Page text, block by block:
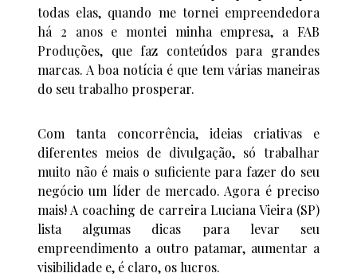
todas elas, quando me tornei empreendedora
há 2 anos e montei minha empresa, a FAB
Produções, que faz conteúdos para grandes
marcas. A boa notícia é que tem várias maneiras
do seu trabalho prosperar.
Com tanta concorrência, ideias criativas e
diferentes meios de divulgação, só trabalhar
muito não é mais o suficiente para fazer do seu
negócio um líder de mercado. Agora é preciso
mais! A coaching de carreira Luciana Vieira (SP)
lista algumas dicas para levar seu
empreendimento a outro patamar, aumentar a
visibilidade e, é claro, os lucros.